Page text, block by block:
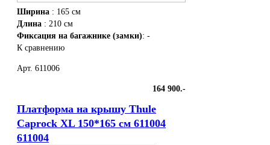
Велокресла
Багажные системы для велосипедов
Маркизы и навесы
Сетки в багажник
Ширина : 165 см
Длина : 210 см
Фиксация на багажнике (замки): -
К сравнению
Арт. 611006
164 900.-
Платформа на крышу Thule
Caprock XL 150*165 см 611004
611004